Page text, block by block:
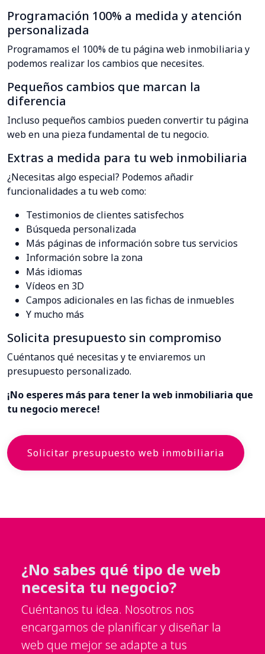
Programación 100% a medida y atención
personalizada
Programamos el 100% de tu página web inmobiliaria y
podemos realizar los cambios que necesites.
Pequeños cambios que marcan la
diferencia
Incluso pequeños cambios pueden convertir tu página
web en una pieza fundamental de tu negocio.
Extras a medida para tu web inmobiliaria
¿Necesitas algo especial? Podemos añadir
funcionalidades a tu web como:
Testimonios de clientes satisfechos
Búsqueda personalizada
Más páginas de información sobre tus servicios
Información sobre la zona
Más idiomas
Vídeos en 3D
Campos adicionales en las fichas de inmuebles
Y mucho más
Solicita presupuesto sin compromiso
Cuéntanos qué necesitas y te enviaremos un
presupuesto personalizado.
¡No esperes más para tener la web inmobiliaria que
tu negocio merece!
Solicitar presupuesto web inmobiliaria
¿No sabes qué tipo de web
necesita tu negocio?
Cuéntanos tu idea. Nosotros nos
encargamos de planificar y diseñar la
web que mejor se adapte a tus